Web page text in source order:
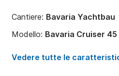
Cantiere: Bavaria Yachtbau
Modello: Bavaria Cruiser 45
Vedere tutte le